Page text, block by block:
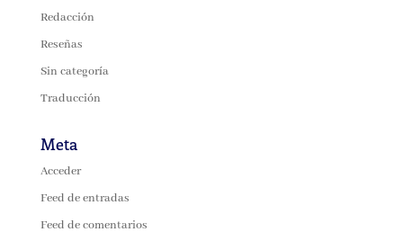
Redacción
Reseñas
Sin categoría
Traducción
Meta
Acceder
Feed de entradas
Feed de comentarios